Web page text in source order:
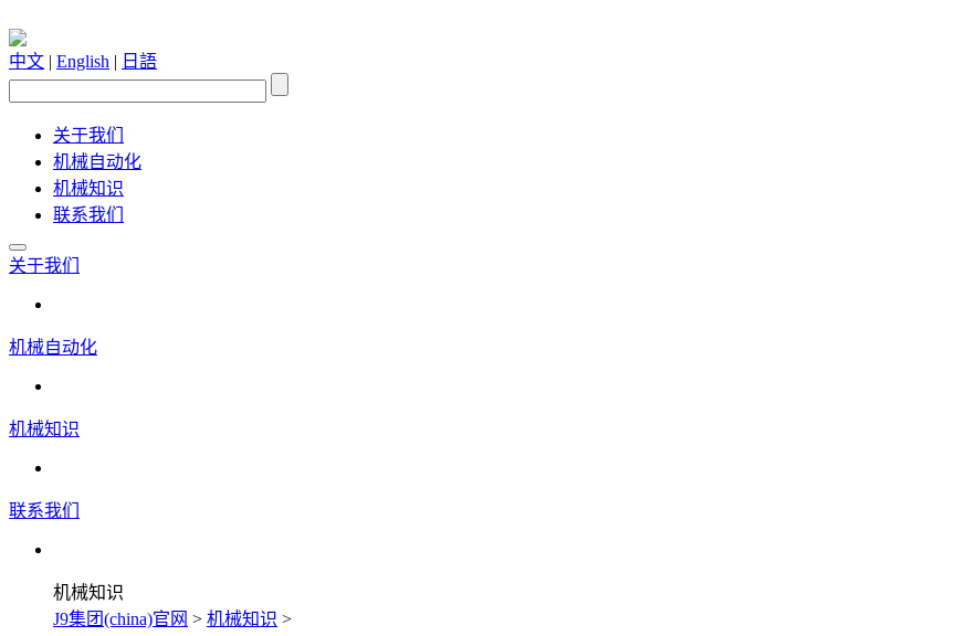
中文 | English | 日語
关于我们
机械自动化
机械知识
联系我们
关于我们
机械自动化
机械知识
联系我们
机械知识
J9集团(china)官网 > 机械知识 >